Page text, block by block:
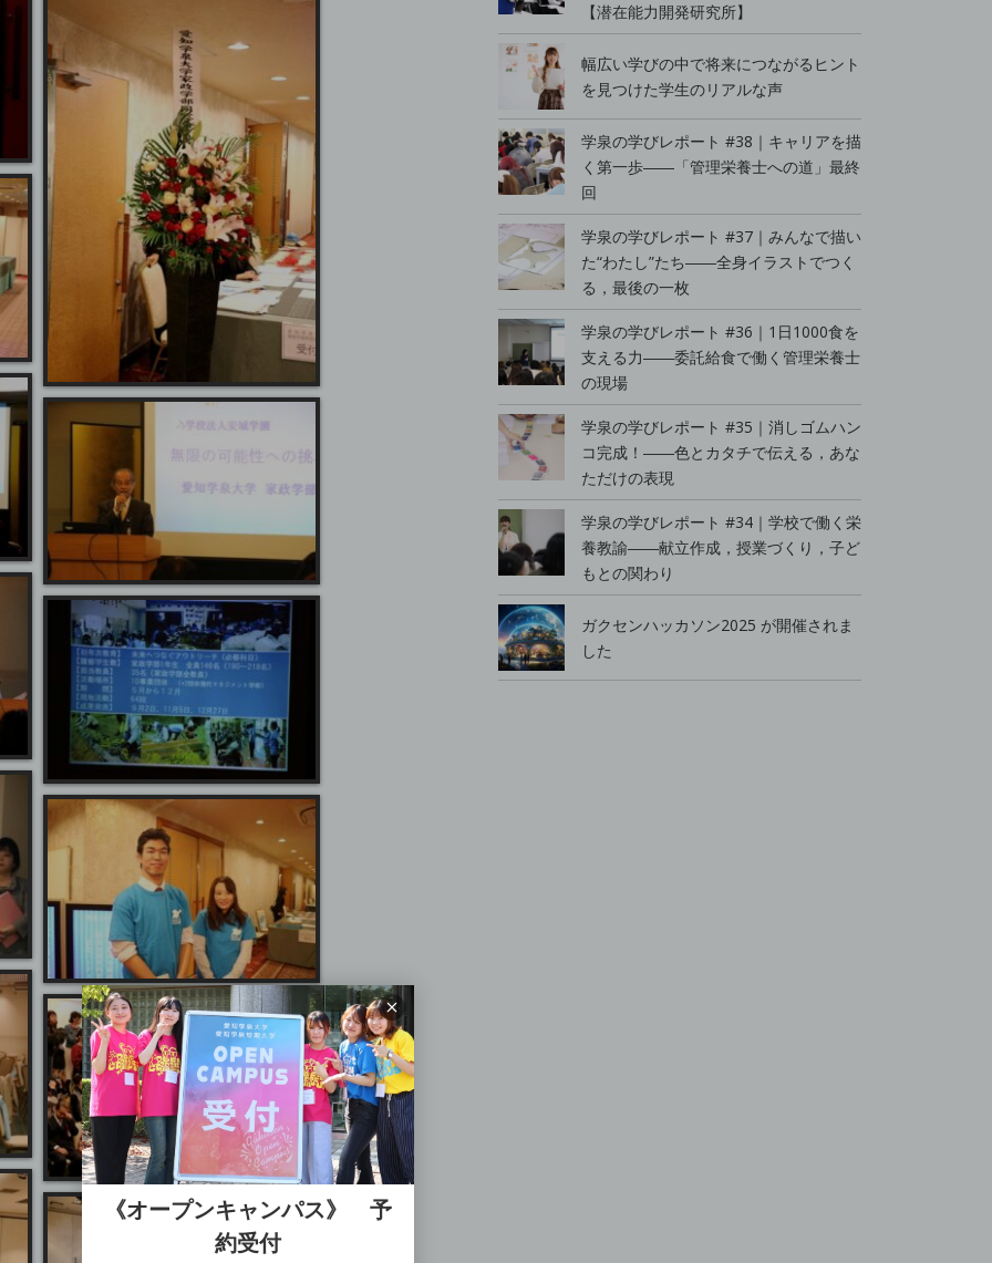
【潜在能力開発研究所】
幅広い学びの中で将来につながるヒント
を見つけた学生のリアルな声
学泉の学びレポート #38｜キャリアを描
く第一歩――「管理栄養士への道」最終
回
学泉の学びレポート #37｜みんなで描い
た“わたし”たち――全身イラストでつく
る，最後の一枚
学泉の学びレポート #36｜1日1000食を
支える力――委託給食で働く管理栄養士
の現場
学泉の学びレポート #35｜消しゴムハン
コ完成！――色とカタチで伝える，あな
ただけの表現
学泉の学びレポート #34｜学校で働く栄
養教諭――献立作成，授業づくり，子ど
もとの関わり
ガクセンハッカソン2025 が開催されま
した
《オープンキャンパス》 予
約受付